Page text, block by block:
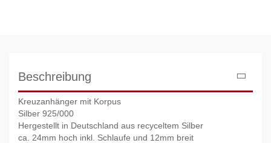
Beschreibung
Kreuzanhänger mit Korpus
Silber 925/000
Hergestellt in Deutschland aus recyceltem Silber
ca. 24mm hoch inkl. Schlaufe und 12mm breit